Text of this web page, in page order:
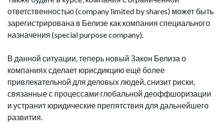
ответственностью (company limited by shares) может быть
зарегистрирована в Белизе как компания специального
назначения (special purpose company).
В данной ситуации, теперь новый Закон Белиза о
компаниях сделает юрисдикцию ещё более
привлекательной для деловых людей, снизит риски,
связанные с процессами глобальной деоффшоризации
и устранит юридические препятствия для дальнейшего
развития.